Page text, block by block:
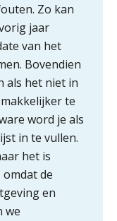
Zo kan
jaar
van het
Bovendien
als het niet in
te
word je als
in te vullen.
het is
de
en
we
sneller
app dan via de
wanneer moet
op?
van de
(HIR) in een
hun
hoe zit het met